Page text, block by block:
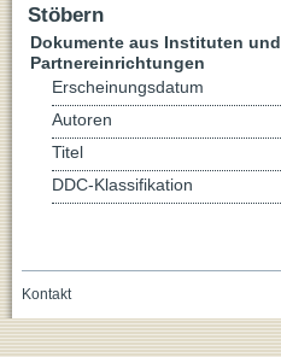
Stöbern
Dokumente aus Instituten und
Partnereinrichtungen
Erscheinungsdatum
Autoren
Titel
DDC-Klassifikation
Kontakt